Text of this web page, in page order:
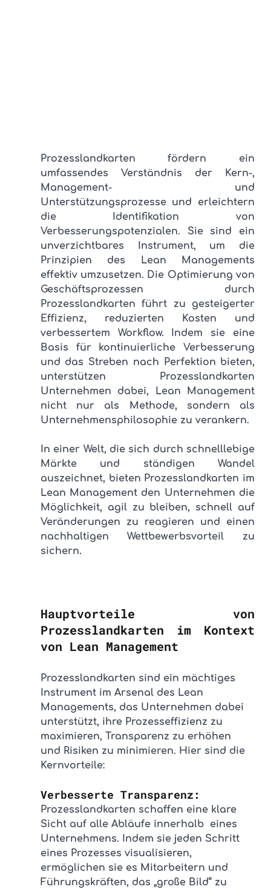
Prozesslandkarten fördern ein
umfassendes Verständnis der Kern-,
Management- und
Unterstützungsprozesse und erleichtern
die Identifikation von
Verbesserungspotenzialen. Sie sind ein
unverzichtbares Instrument, um die
Prinzipien des Lean Managements
effektiv umzusetzen. Die Optimierung von
Geschäftsprozessen durch
Prozesslandkarten führt zu gesteigerter
Effizienz, reduzierten Kosten und
verbessertem Workflow. Indem sie eine
Basis für kontinuierliche Verbesserung
und das Streben nach Perfektion bieten,
unterstützen Prozesslandkarten
Unternehmen dabei, Lean Management
nicht nur als Methode, sondern als
Unternehmensphilosophie zu verankern.
In einer Welt, die sich durch schnelllebige
Märkte und ständigen Wandel
auszeichnet, bieten Prozesslandkarten im
Lean Management den Unternehmen die
Möglichkeit, agil zu bleiben, schnell auf
Veränderungen zu reagieren und einen
nachhaltigen Wettbewerbsvorteil zu
sichern.
Hauptvorteile von
Prozesslandkarten im Kontext
von Lean Management
Prozesslandkarten sind ein mächtiges
Instrument im Arsenal des Lean
Managements, das Unternehmen dabei
unterstützt, ihre Prozesseffizienz zu
maximieren, Transparenz zu erhöhen
und Risiken zu minimieren. Hier sind die
Kernvorteile:
Verbesserte Transparenz:
Prozesslandkarten schaffen eine klare
Sicht auf alle Abläufe innerhalb  eines
Unternehmens. Indem sie jeden Schritt
eines Prozesses visualisieren,
ermöglichen sie es Mitarbeitern und
Führungskräften, das „große Bild“ zu